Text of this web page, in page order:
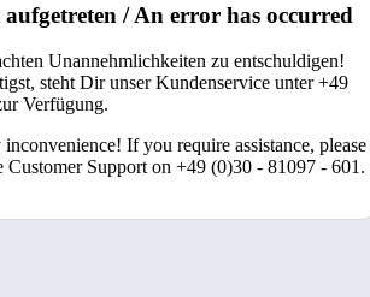
/ An error has occurred
Unannehmlichkeiten zu entschuldigen!
steht Dir unser Kundenservice unter +49
Verfügung.
If you require assistance, please
Customer Support on +49 (0)30 - 81097 - 601.